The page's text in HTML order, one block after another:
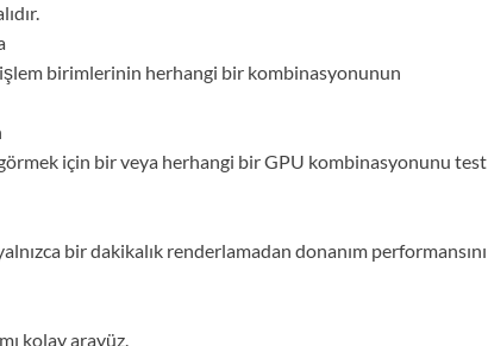
işlem birimlerinin herhangi bir kombinasyonunun
için bir veya herhangi bir GPU kombinasyonunu test
bir dakikalık renderlamadan donanım performansını
kolay arayüz.